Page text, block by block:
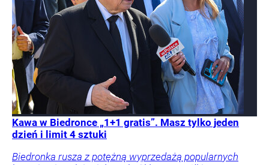
Kawa w Biedronce „1+1 gratis”. Masz tylko jeden
dzień i limit 4 sztuki
Biedronka rusza z potężną wyprzedażą popularnych